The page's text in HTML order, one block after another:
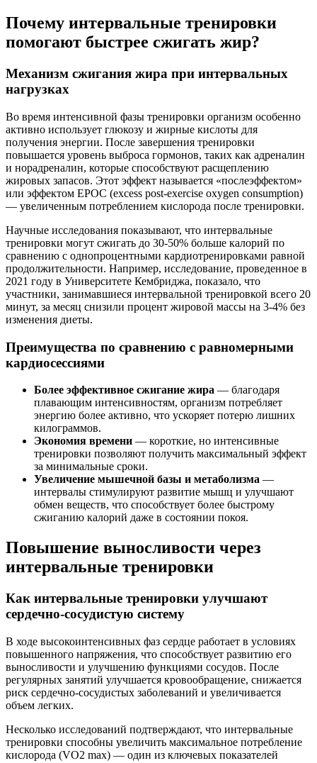
Почему интервальные тренировки
помогают быстрее сжигать жир?
Механизм сжигания жира при интервальных
нагрузках
Во время интенсивной фазы тренировки организм особенно
активно использует глюкозу и жирные кислоты для
получения энергии. После завершения тренировки
повышается уровень выброса гормонов, таких как адреналин
и норадреналин, которые способствуют расщеплению
жировых запасов. Этот эффект называется «послеэффектом»
или эффектом EPOC (excess post-exercise oxygen consumption)
— увеличенным потреблением кислорода после тренировки.
Научные исследования показывают, что интервальные
тренировки могут сжигать до 30-50% больше калорий по
сравнению с однопроцентными кардиотренировками равной
продолжительности. Например, исследование, проведенное в
2021 году в Университете Кембриджа, показало, что
участники, занимавшиеся интервальной тренировкой всего 20
минут, за месяц снизили процент жировой массы на 3-4% без
изменения диеты.
Преимущества по сравнению с равномерными
кардиосессиями
Более эффективное сжигание жира — благодаря
плавающим интенсивностям, организм потребляет
энергию более активно, что ускоряет потерю лишних
килограммов.
Экономия времени — короткие, но интенсивные
тренировки позволяют получить максимальный эффект
за минимальные сроки.
Увеличение мышечной базы и метаболизма —
интервалы стимулируют развитие мышц и улучшают
обмен веществ, что способствует более быстрому
сжиганию калорий даже в состоянии покоя.
Повышение выносливости через
интервальные тренировки
Как интервальные тренировки улучшают
сердечно-сосудистую систему
В ходе высокоинтенсивных фаз сердце работает в условиях
повышенного напряжения, что способствует развитию его
выносливости и улучшению функциями сосудов. После
регулярных занятий улучшается кровообращение, снижается
риск сердечно-сосудистых заболеваний и увеличивается
объем легких.
Несколько исследований подтверждают, что интервальные
тренировки способны увеличить максимальное потребление
кислорода (VO2 max) — один из ключевых показателей